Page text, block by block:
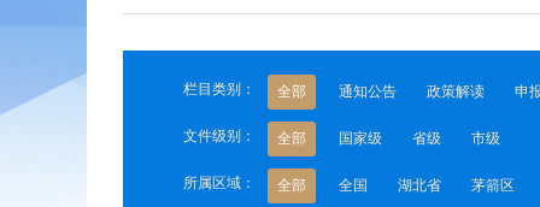
栏目类别： 全部 通知公告 政策解读 申
文件级别： 全部 国家级 省级 市级
所属区域： 全部 全国 湖北省 茅箭区